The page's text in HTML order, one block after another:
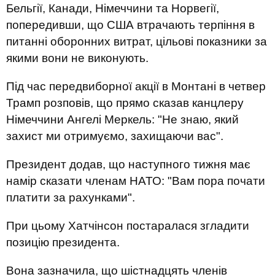
Бельгії, Канади, Німеччини та Норвегії,
попередивши, що США втрачають терпіння в
питанні оборонних витрат, цільові показники за
якими вони не виконують.
Під час передвиборної акції в Монтані в четвер
Трамп розповів, що прямо сказав канцлеру
Німеччини Ангелі Меркель: "Не знаю, який
захист ми отримуємо, захищаючи вас".
Президент додав, що наступного тижня має
намір сказати членам НАТО: "Вам пора почати
платити за рахунками".
При цьому Хатчінсон постаралася згладити
позицію президента.
Вона зазначила, що шістнадцять членів